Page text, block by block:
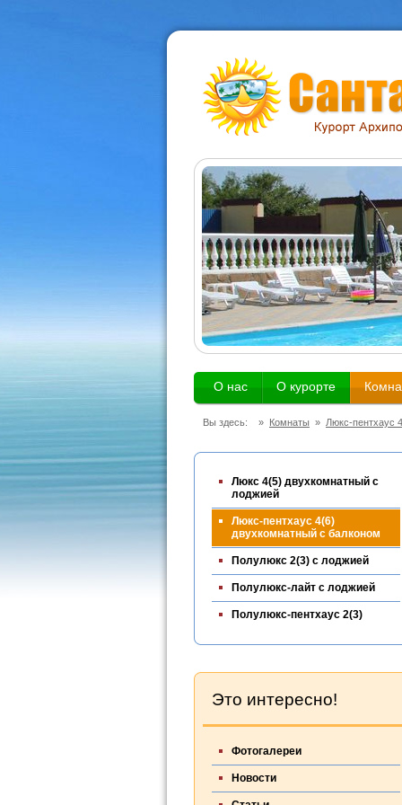
О нас О курорте
Вы здесь: » Комнаты » Люкс-пентхаус
Люкс 4(5) двухкомнатный с
лоджией
Люкс-пентхаус 4(6)
двухкомнатный с балконом
Полулюкс 2(3) с лоджией
Полулюкс-лайт с лоджией
Полулюкс-пентхаус 2(3)
Это интересно!
Фотогалереи
Новости